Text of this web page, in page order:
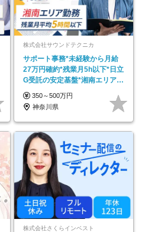
株式会社サウンドテクニカ
サポート事務*未経験から月給
27万円確約*残業月5h以下*日立
G受託の安定基盤*湘南エリア勤
務
350～500万円
神奈川県
株式会社さくらインベスト